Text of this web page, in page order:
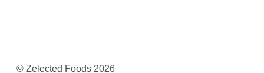
© Zelected Foods 2026